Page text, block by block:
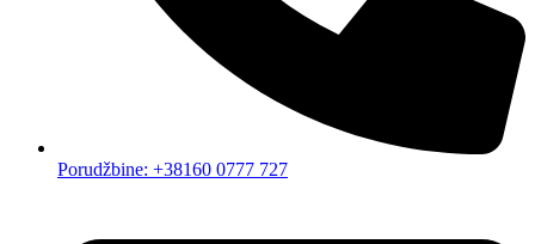
Porudžbine: +38160 0777 727